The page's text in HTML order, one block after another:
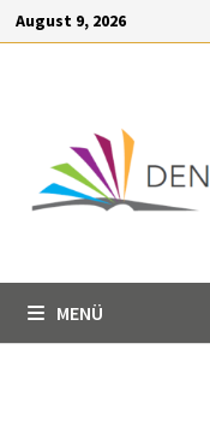
springen
Zum
Inhalt
August 9, 2026
MENÜ